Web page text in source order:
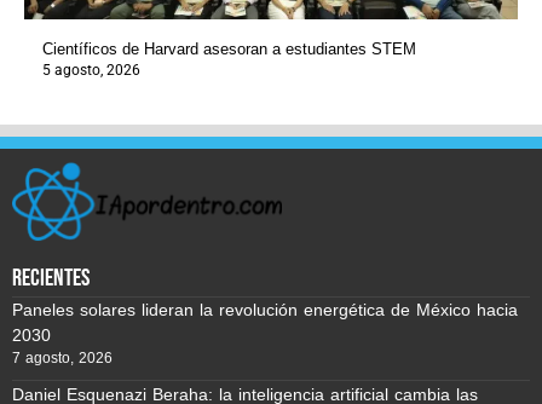
Científicos de Harvard asesoran a estudiantes STEM
5 agosto, 2026
recientes
Paneles solares lideran la revolución energética de México hacia
2030
7 agosto, 2026
Daniel Esquenazi Beraha: la inteligencia artificial cambia las